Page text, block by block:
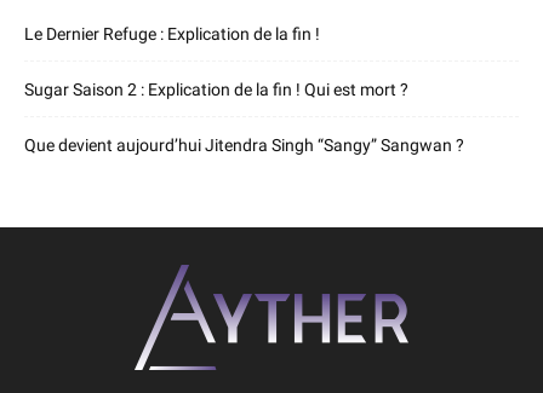
Le Dernier Refuge : Explication de la fin !
Sugar Saison 2 : Explication de la fin ! Qui est mort ?
Que devient aujourd’hui Jitendra Singh “Sangy” Sangwan ?